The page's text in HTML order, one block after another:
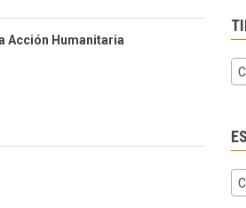
Acción Humanitaria